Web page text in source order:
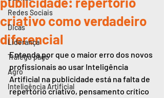
Redes Sociais
Dicas
Liderança
Tráfego pago
Agro
Inteligência Artificial
criativo como verdadeiro
diferencial
Entenda por que o maior erro dos novos
profissionais ao usar Inteligência
Artificial na publicidade está na falta de
repertório criativo, pensamento crítico